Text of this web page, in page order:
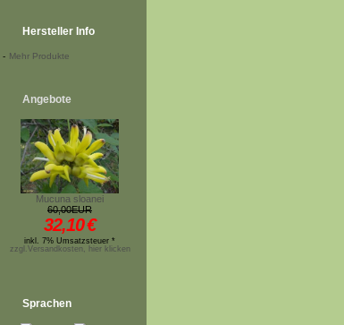
Hersteller Info
- Mehr Produkte
Angebote
Mucuna sloanei
60,00EUR
32,10€
inkl. 7% Umsatzsteuer *
zzgl.Versandkosten, hier klicken
Sprachen